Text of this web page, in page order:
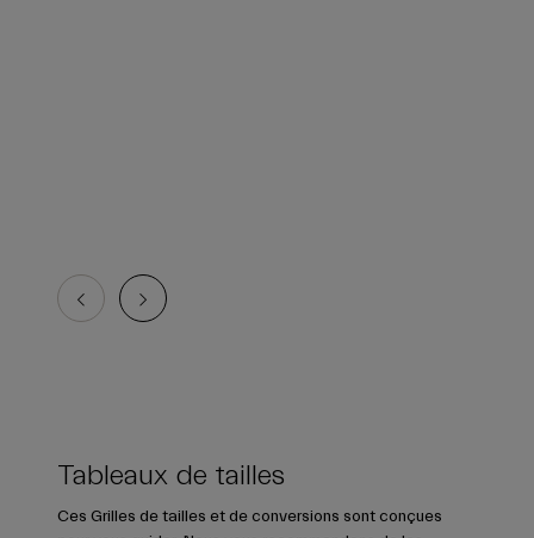
Tableaux de tailles
Ces Grilles de tailles et de conversions sont conçues